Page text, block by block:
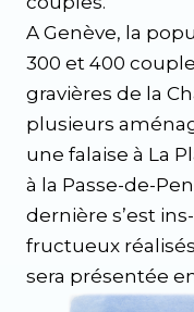
A Genève, la
300 et 400
gravières de la
plusieurs
une falaise à La
à la Passe-de-
dernière s’est
fructueux
sera présentée